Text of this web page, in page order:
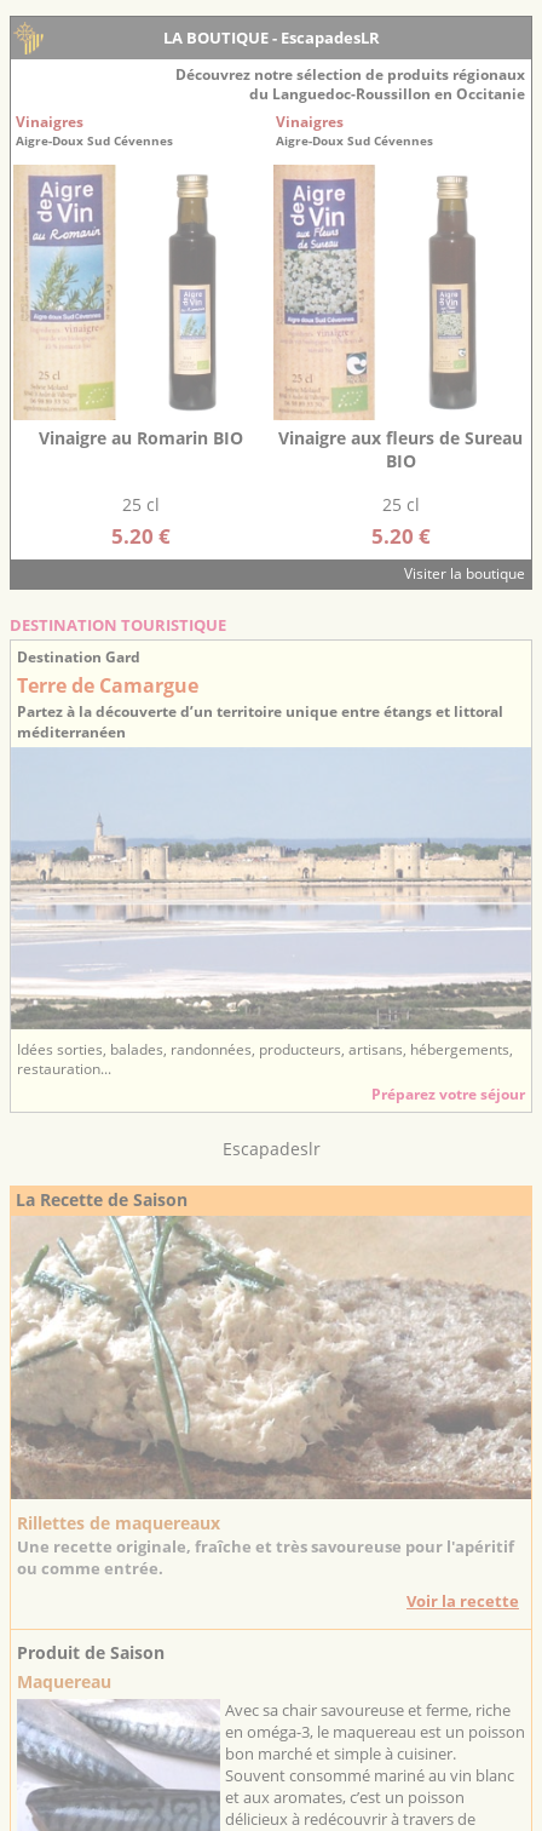
LA BOUTIQUE - EscapadesLR
Découvrez notre sélection de produits régionaux
du Languedoc-Roussillon en Occitanie
Vinaigres
Aigre-Doux Sud Cévennes
Vinaigre au Romarin BIO
25 cl
5.20 €
Vinaigres
Aigre-Doux Sud Cévennes
Vinaigre aux fleurs de Sureau
BIO
25 cl
5.20 €
Visiter la boutique
DESTINATION TOURISTIQUE
Destination Gard
Terre de Camargue
Partez à la découverte d’un territoire unique entre étangs et littoral
méditerranéen
Idées sorties, balades, randonnées, producteurs, artisans, hébergements,
restauration...
Préparez votre séjour
Escapadeslr
La Recette de Saison
Rillettes de maquereaux
Une recette originale, fraîche et très savoureuse pour l'apéritif
ou comme entrée.
Voir la recette
Produit de Saison
Maquereau
Avec sa chair savoureuse et ferme, riche
en oméga-3, le maquereau est un poisson
bon marché et simple à cuisiner.
Souvent consommé mariné au vin blanc
et aux aromates, c’est un poisson
délicieux à redécouvrir à travers de